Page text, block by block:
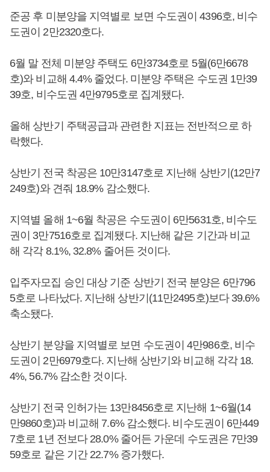
준공 후 미분양을 지역별로 보면 수도권이 4396호, 비수
도권이 2만2320호다.
6월 말 전체 미분양 주택도 6만3734호로 5월(6만6678
호)와 비교해 4.4% 줄었다. 미분양 주택은 수도권 1만39
39호, 비수도권 4만9795호로 집계됐다.
올해 상반기 주택공급과 관련한 지표는 전반적으로 하
락했다.
상반기 전국 착공은 10만3147호로 지난해 상반기(12만7
249호)와 견줘 18.9% 감소했다.
지역별 올해 1~6월 착공은 수도권이 6만5631호, 비수도
권이 3만7516호로 집계됐다. 지난해 같은 기간과 비교
해 각각 8.1%, 32.8% 줄어든 것이다.
입주자모집 승인 대상 기준 상반기 전국 분양은 6만796
5호로 나타났다. 지난해 상반기(11만2495호)보다 39.6%
축소됐다.
상반기 분양을 지역별로 보면 수도권이 4만986호, 비수
도권이 2만6979호다. 지난해 상반기와 비교해 각각 18.
4%, 56.7% 감소한 것이다.
상반기 전국 인허가는 13만8456호로 지난해 1~6월(14
만9860호)과 비교해 7.6% 감소했다. 비수도권이 6만449
7호로 1년 전보다 28.0% 줄어든 가운데 수도권은 7만39
59호로 같은 기간 22.7% 증가했다.